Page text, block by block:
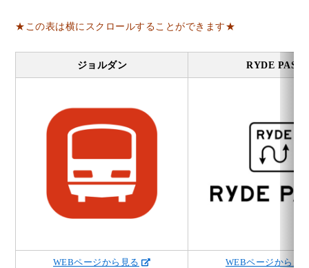
★この表は横にスクロールすることができます★
ジョルダン RYDE PASS
WEBページから見る WEBページから見